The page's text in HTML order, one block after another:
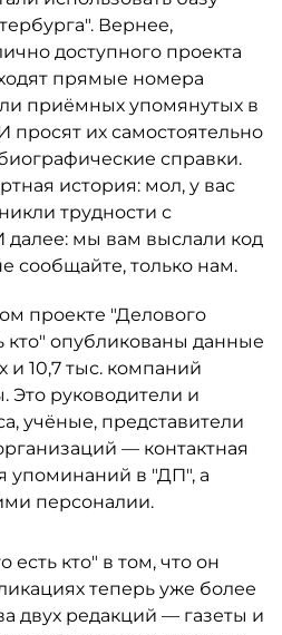
Вернее,
доступного проекта
прямые номера
приёмных упомянутых в
просят их самостоятельно
справки.
история: мол, у вас
трудности с
далее: мы вам выслали код
сообщайте, только нам.
проекте "Делового
кто" опубликованы данные
и 10,7 тыс. компаний
Это руководители и
учёные, представители
— контактная
упоминаний в "ДП", а
персоналии.
есть кто" в том, что он
теперь уже более
двух редакций — газеты и